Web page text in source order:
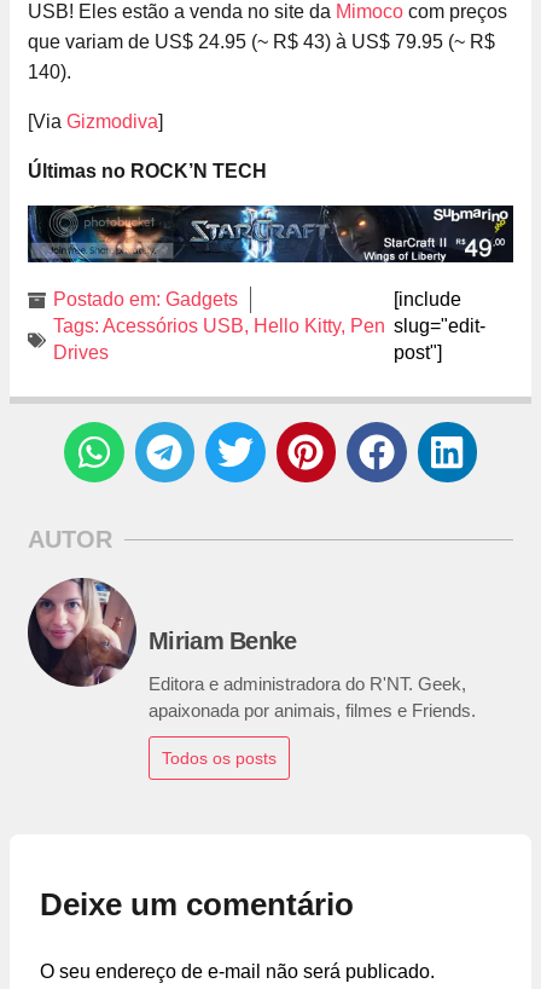
USB! Eles estão a venda no site da Mimoco com preços
que variam de US$ 24.95 (~ R$ 43) à US$ 79.95 (~ R$
140).
[Via Gizmodiva]
Últimas no ROCK’N TECH
Postado em: Gadgets
Tags: Acessórios USB, Hello Kitty, Pen
Drives
[include
slug="edit-
post"]
AUTOR
Miriam Benke
Editora e administradora do R'NT. Geek,
apaixonada por animais, filmes e Friends.
Todos os posts
Deixe um comentário
O seu endereço de e-mail não será publicado.